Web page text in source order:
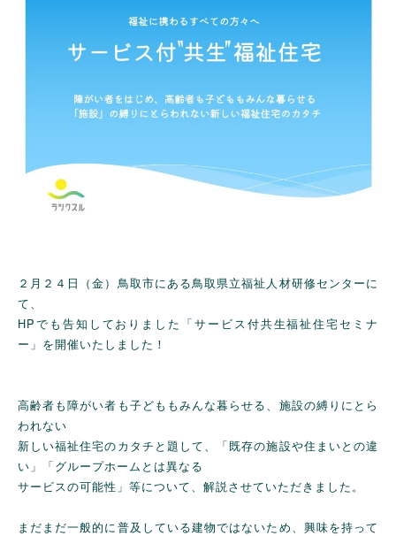
２月２４日（金）鳥取市にある鳥取県立福祉人材研修センターに
て、
HPでも告知しておりました「サービス付共生福祉住宅セミナ
ー」を開催いたしました！
高齢者も障がい者も子どももみんな暮らせる、施設の縛りにとら
われない
新しい福祉住宅のカタチと題して、「既存の施設や住まいとの違
い」「グループホームとは異なる
サービスの可能性」等について、解説させていただきました。
まだまだ一般的に普及している建物ではないため、興味を持って